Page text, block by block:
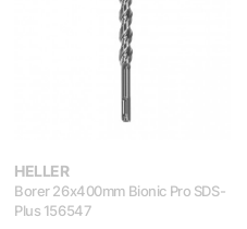
HELLER
Borer 26x400mm Bionic Pro SDS-
Plus 156547